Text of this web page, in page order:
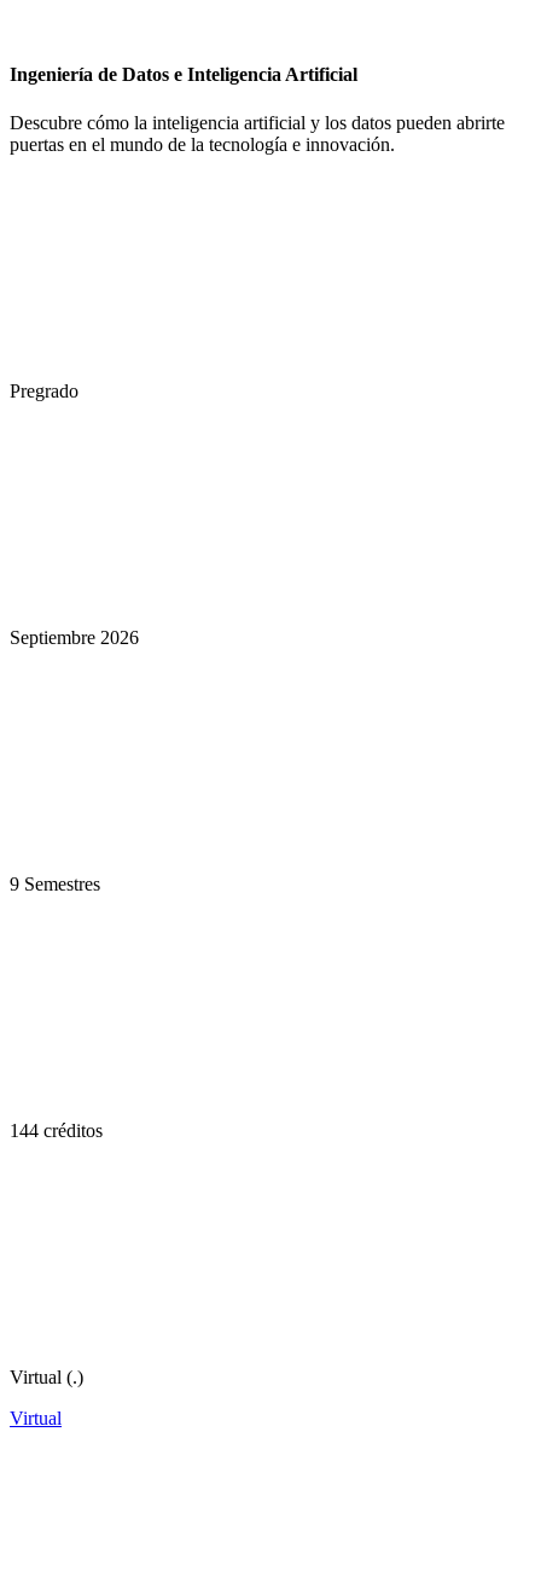
Ingeniería de Datos e Inteligencia Artificial
Descubre cómo la inteligencia artificial y los datos pueden abrirte
puertas en el mundo de la tecnología e innovación.
Pregrado
Septiembre 2026
9 Semestres
144 créditos
Virtual (.)
Virtual